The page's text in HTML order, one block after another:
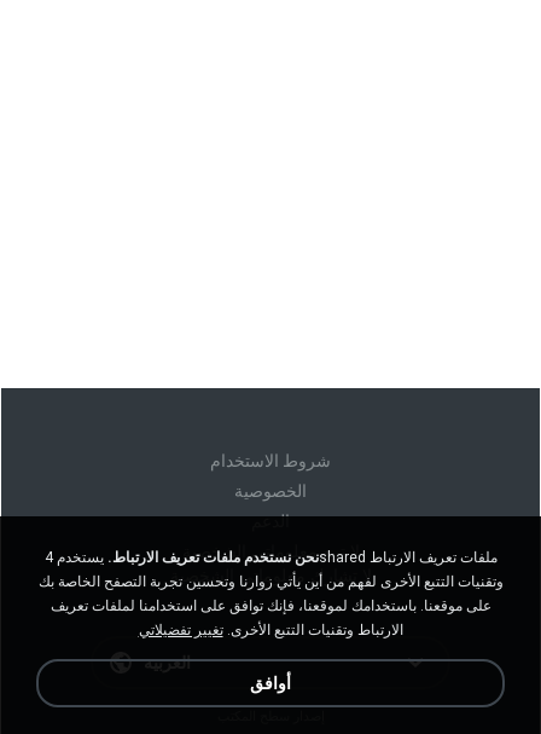
شروط الاستخدام
الخصوصية
الدعم
لا تبيع معلوماتي الشخصية
لا تشارك معلوماتي الشخصية
العربية
نحن نستخدم ملفات تعريف الارتباط.
يستخدم 4shared ملفات تعريف الارتباط
وتقنيات التتبع الأخرى لفهم من أين يأتي زوارنا وتحسين تجربة التصفح الخاصة بك
على موقعنا. باستخدامك لموقعنا، فإنك توافق على استخدامنا لملفات تعريف
الارتباط وتقنيات التتبع الأخرى.تغيير تفضيلاتي
أوافق